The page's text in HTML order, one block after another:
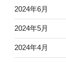
2024年6月
2024年5月
2024年4月